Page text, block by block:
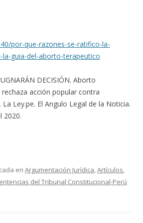
por-que-razones-se-ratifico-la-
la-guia-del-aborto-terapeutico
DECISIÓN. Aborto
acción popular contra
Ley.pe. El Angulo Legal de la Noticia.
2020.
en Argumentación Jurídica,Artículos,
del Tribunal Constitucional-Perú